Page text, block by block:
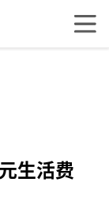
生活费